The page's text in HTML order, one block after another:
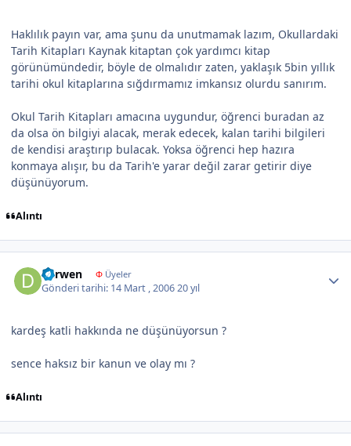
Haklılık payın var, ama şunu da unutmamak lazım, Okullardaki
Tarih Kitapları Kaynak kitaptan çok yardımcı kitap
görünümündedir, böyle de olmalıdır zaten, yaklaşık 5bin yıllık
tarihi okul kitaplarına sığdırmamız imkansız olurdu sanırım.
Okul Tarih Kitapları amacına uygundur, öğrenci buradan az
da olsa ön bilgiyi alacak, merak edecek, kalan tarihi bilgileri
de kendisi araştırıp bulacak. Yoksa öğrenci hep hazıra
konmaya alışır, bu da Tarih'e yarar değil zarar getirir diye
düşünüyorum.
Alıntı
darwen ΦÜyeler
Gönderi tarihi: 14 Mart , 200620 yıl
kardeş katli hakkında ne düşünüyorsun ?
sence haksız bir kanun ve olay mı ?
Alıntı